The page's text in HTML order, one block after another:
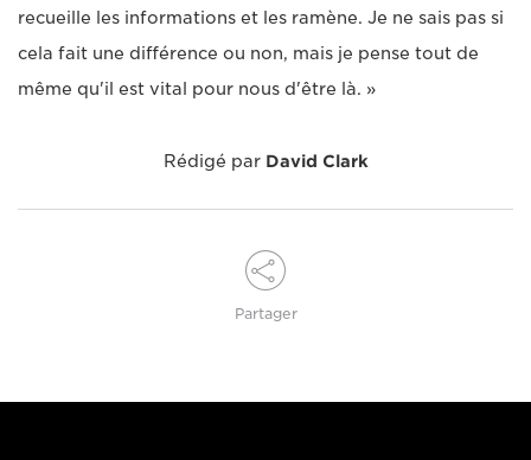
recueille les informations et les ramène. Je ne sais pas si
cela fait une différence ou non, mais je pense tout de
même qu'il est vital pour nous d'être là. »
Rédigé par David Clark
Partager